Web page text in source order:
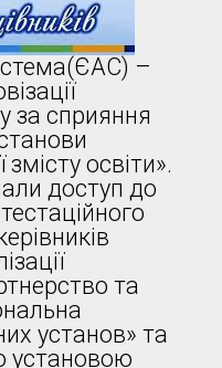
–
за сприяння
змісту освіти».
доступ до
та
установ» та